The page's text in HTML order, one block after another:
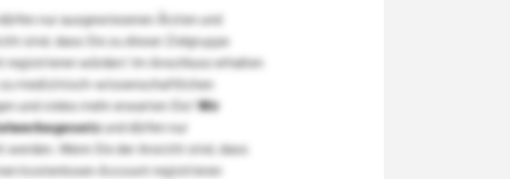
nur ausgewiesenen Ärzten und
sind, dass Sie zu dieser Zielgruppe
würden! Im Anschluss erhalten
medizinisch-wissenschaftlichen
und vieles mehr erwarten Sie!Wir
und dürfen nur
Wenn Sie der Ansicht sind, dass
kostenlosen Account registrieren